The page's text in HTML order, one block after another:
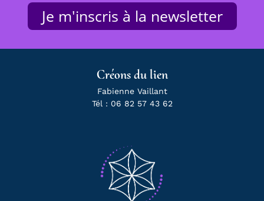
Je m'inscris à la newsletter
Créons du lien
Fabienne Vaillant
Tél : 06 82 57 43 62